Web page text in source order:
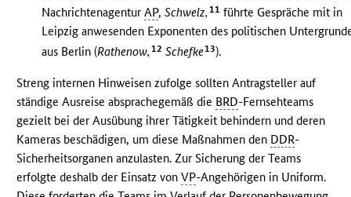
NachrichtenagenturAP,Schwelz, 11 führte Gespräche mit in
Leipzig anwesenden Exponenten des politischen
aus Berlin (Rathenow, 12 Schefke13).
Streng internen Hinweisen zufolge sollten Antragsteller auf
ständige Ausreise absprachegemäß die BRD-Fernsehteams
gezielt bei der Ausübung ihrer Tätigkeit behindern und deren
Kameras beschädigen, um diese Maßnahmen den DDR-
Sicherheitsorganen anzulasten. Zur Sicherung der Teams
erfolgte deshalb der Einsatz vonVP-Angehörigen in Uniform.